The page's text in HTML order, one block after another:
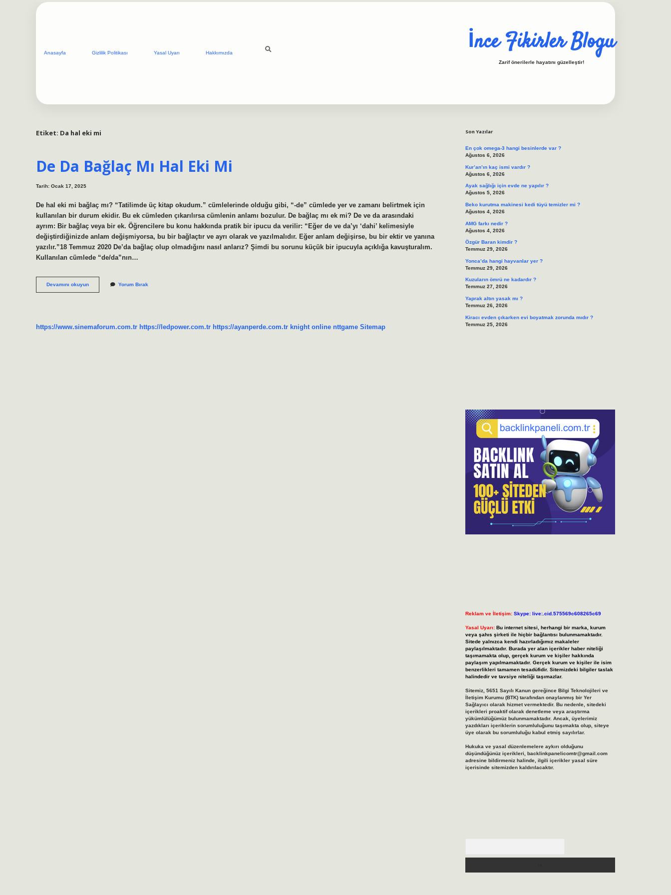
Anasayfa Gizlilik Politikası Yasal Uyarı Hakkımızda İnce Fikirler Blogu
Zarif önerilerle hayatını güzelleştir!
Etiket: Da hal eki mi
De Da Bağlaç Mı Hal Eki Mi
Tarih: Ocak 17, 2025
De hal eki mi bağlaç mı? “Tatilimde üç kitap okudum.” cümlelerinde olduğu gibi, “-de” cümlede yer ve zamanı belirtmek için
kullanılan bir durum ekidir. Bu ek cümleden çıkarılırsa cümlenin anlamı bozulur. De bağlaç mı ek mi? De ve da arasındaki
ayrım: Bir bağlaç veya bir ek. Öğrencilere bu konu hakkında pratik bir ipucu da verilir: “Eğer de ve da’yı ‘dahi’ kelimesiyle
değiştirdiğinizde anlam değişmiyorsa, bu bir bağlaçtır ve ayrı olarak ve yazılmalıdır. Eğer anlam değişirse, bu bir ektir ve yanına
yazılır.”18 Temmuz 2020 De’da bağlaç olup olmadığını nasıl anlarız? Şimdi bu sorunu küçük bir ipucuyla açıklığa kavuşturalım.
Kullanılan cümlede “de/da”nın…
Devamını okuyunDe
Da
Mi
Yorum Bırak
https://www.sinemaforum.com.tr https://ledpower.com.tr https://ayanperde.com.tr knight online nttgame Sitemap
Son Yazılar
En çok omega-3 hangi besinlerde var ?
Ağustos 6, 2026
Kur’an’ın kaç ismi vardır ?
Ağustos 6, 2026
Ayak sağlığı için evde ne yapılır ?
Ağustos 5, 2026
Beko kurutma makinesi kedi tüyü temizler mi ?
Ağustos 4, 2026
AMG farkı nedir ?
Ağustos 4, 2026
Özgür Baran kimdir ?
Temmuz 29, 2026
Yonca’da hangi hayvanlar yer ?
Temmuz 29, 2026
Kuzuların ömrü ne kadardır ?
Temmuz 27, 2026
Yaprak altın yasak mı ?
Temmuz 26, 2026
Kiracı evden çıkarken evi boyatmak zorunda mıdır ?
Temmuz 25, 2026
Reklam ve İletişim: Skype: live:.cid.575569c608265c69
Yasal Uyarı: Bu internet sitesi, herhangi bir marka, kurum
veya şahıs şirketi ile hiçbir bağlantısı bulunmamaktadır.
Sitede yalnızca kendi hazırladığımız makaleler
paylaşılmaktadır. Burada yer alan içerikler haber niteliği
taşımamakta olup, gerçek kurum ve kişiler hakkında
paylaşım yapılmamaktadır. Gerçek kurum ve kişiler ile isim
benzerlikleri tamamen tesadüfidir. Sitemizdeki bilgiler taslak
halindedir ve tavsiye niteliği taşımazlar.
Sitemiz, 5651 Sayılı Kanun gereğince Bilgi Teknolojileri ve
İletişim Kurumu (BTK) tarafından onaylanmış bir Yer
Sağlayıcı olarak hizmet vermektedir. Bu nedenle, sitedeki
içerikleri proaktif olarak denetleme veya araştırma
yükümlülüğümüz bulunmamaktadır. Ancak, üyelerimiz
yazdıkları içeriklerin sorumluluğunu taşımakta olup, siteye
üye olarak bu sorumluluğu kabul etmiş sayılırlar.
Hukuka ve yasal düzenlemelere aykırı olduğunu
düşündüğünüz içerikleri, backlinkpanelicomtr@gmail.com
adresine bildirmeniz halinde, ilgili içerikler yasal süre
içerisinde sitemizden kaldırılacaktır.